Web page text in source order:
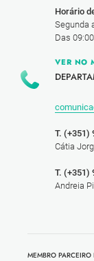
Horário
Segunda
Das
VER NO
T. (+351)
Cátia
T. (+351)
Andreia
MEMBRO PARCEIRO